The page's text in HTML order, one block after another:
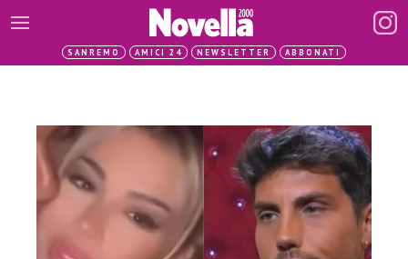
SANREMO AMICI 24 NEWSLETTER ABBONATI